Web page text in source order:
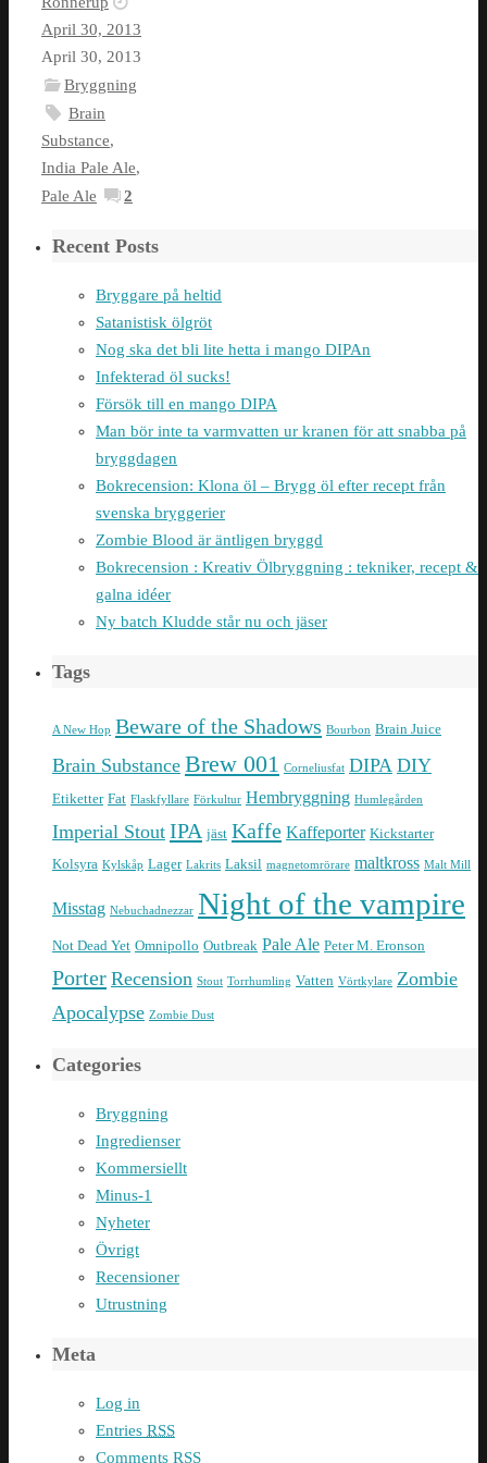
April 30, 2013
April 30, 2013
Bryggning
Brain
Substance,
India Pale Ale,
Pale Ale
2
Recent Posts
Bryggare på heltid
Satanistisk ölgröt
Nog ska det bli lite hetta i mango DIPAn
Infekterad öl sucks!
Försök till en mango DIPA
Man bör inte ta varmvatten ur kranen för att snabba på
bryggdagen
Bokrecension: Klona öl – Brygg öl efter recept från
svenska bryggerier
Zombie Blood är äntligen bryggd
Bokrecension : Kreativ Ölbryggning : tekniker, recept &
galna idéer
Ny batch Kludde står nu och jäser
Tags
A New Hop Beware of the Shadows Bourbon Brain Juice
Brain Substance Brew 001 Corneliusfat DIPA DIY
Etiketter Fat Flaskfyllare Förkultur Hembryggning Humlegården
Imperial Stout IPA jäst Kaffe Kaffeporter Kickstarter
Kolsyra Kylskåp Lager Lakrits Laksil magnetomrörare maltkross Malt Mill
Misstag Nebuchadnezzar Night of the vampire
Not Dead Yet Omnipollo Outbreak Pale Ale Peter M. Eronson
Porter Recension Stout Torrhumling Vatten Vörtkylare Zombie
Apocalypse Zombie Dust
Categories
Bryggning
Ingredienser
Kommersiellt
Minus-1
Nyheter
Övrigt
Recensioner
Utrustning
Meta
Log in
Entries RSS
Comments RSS